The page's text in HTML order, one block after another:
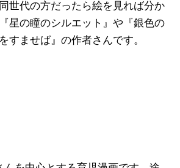
世代の方だったら絵を見れば分か
星の瞳のシルエット』や『銀色の
すませば』の作者さんです。